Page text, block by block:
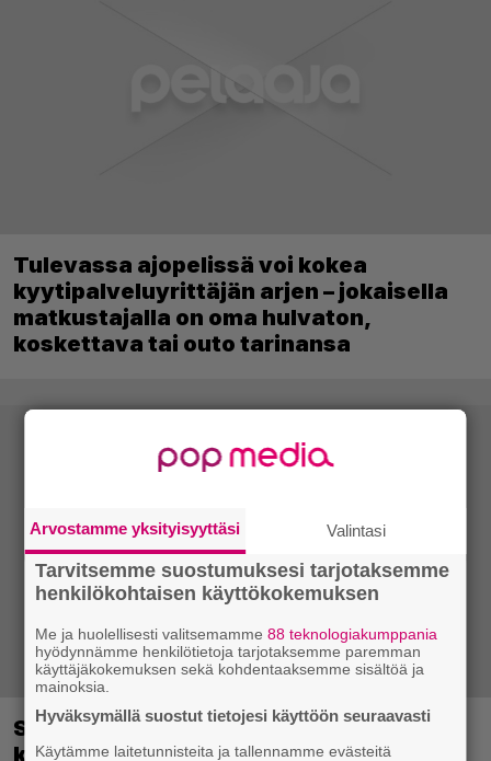
Tulevassa ajopelissä voi kokea
kyytipalveluyrittäjän arjen – jokaisella
matkustajalla on oma hulvaton,
koskettava tai outo tarinansa
Sony on keskustellut jälleenmyyjien
kanssa levyttömyyteen siirtymisestä –
Arvostamme yksityisyyttäsi Valintasi
Tarvitsemme suostumuksesi tarjotaksemme
henkilökohtaisen käyttökokemuksen
Me ja huolellisesti valitsemamme88 teknologiakumppania
hyödynnämme henkilötietoja tarjotaksemme paremman
käyttäjäkokemuksen sekä kohdentaaksemme sisältöä ja
mainoksia.
Hyväksymällä suostut tietojesi käyttöön seuraavasti
Käytämme laitetunnisteita ja tallennamme evästeitä